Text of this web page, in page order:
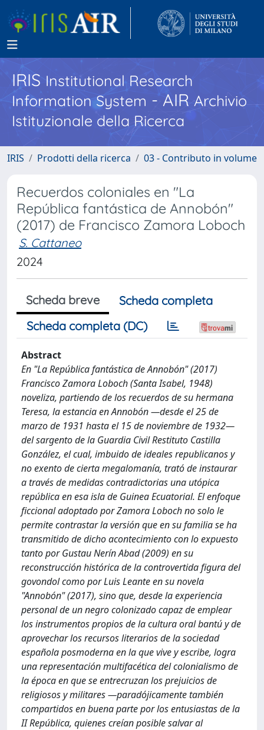
IRISInstitutional Research
Information System - AIR Archivio
Istituzionale della Ricerca
IRIS Prodotti della ricerca 03 - Contributo in volume
Recuerdos coloniales en "La
República fantástica de Annobón"
(2017) de Francisco Zamora Loboch
S. Cattaneo
2024
Scheda breve
Scheda completa
Scheda completa (DC)
Abstract
En "La República fantástica de Annobón" (2017)
Francisco Zamora Loboch (Santa Isabel, 1948)
noveliza, partiendo de los recuerdos de su hermana
Teresa, la estancia en Annobón —desde el 25 de
marzo de 1931 hasta el 15 de noviembre de 1932—
del sargento de la Guardia Civil Restituto Castilla
González, el cual, imbuido de ideales republicanos y
no exento de cierta megalomanía, trató de instaurar
a través de medidas contradictorias una utópica
república en esa isla de Guinea Ecuatorial. El enfoque
ficcional adoptado por Zamora Loboch no solo le
permite contrastar la versión que en su familia se ha
transmitido de dicho acontecimiento con lo expuesto
tanto por Gustau Nerín Abad (2009) en su
reconstrucción histórica de la controvertida figura del
govondol como por Luis Leante en su novela
"Annobón" (2017), sino que, desde la experiencia
personal de un negro colonizado capaz de emplear
los instrumentos propios de la cultura oral bantú y de
aprovechar los recursos literarios de la sociedad
española posmoderna en la que vive y escribe, logra
una representación multifacética del colonialismo de
la época en que se entrecruzan los prejuicios de
religiosos y militares —paradójicamente también
compartidos en buena parte por los entusiastas de la
II República, quienes creían posible salvar al